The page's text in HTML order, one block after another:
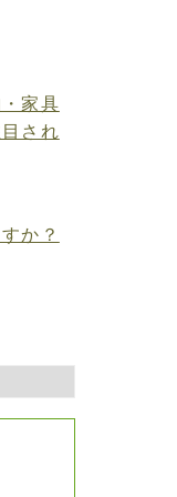
家具
され
か？